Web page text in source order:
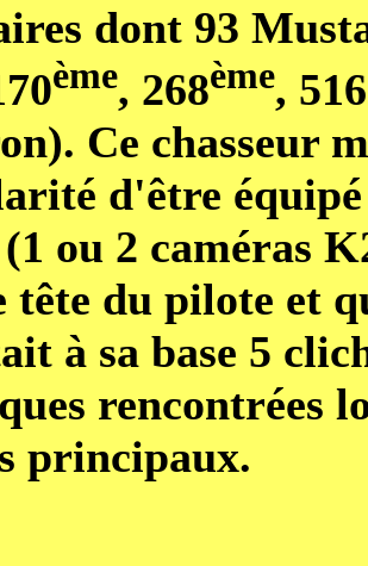
dont 93
ème, 268ème, 516
Ce chasseur
d'être
ou 2 caméras
du pilote et
à sa base 5
rencontrées
principaux.